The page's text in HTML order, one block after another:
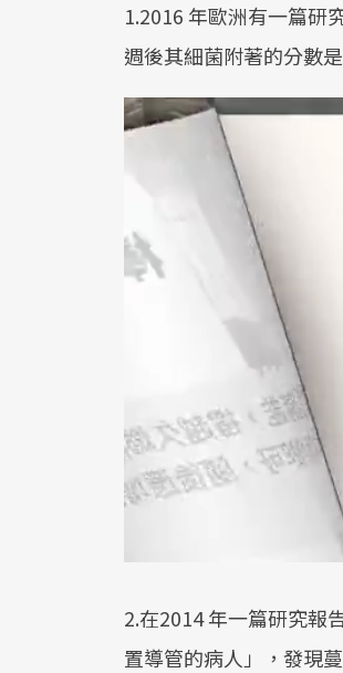
1.2016 年歐洲有一篇研
週後其細菌附著的分數
2.在2014 年一篇研究報
置導管的病人」，發現